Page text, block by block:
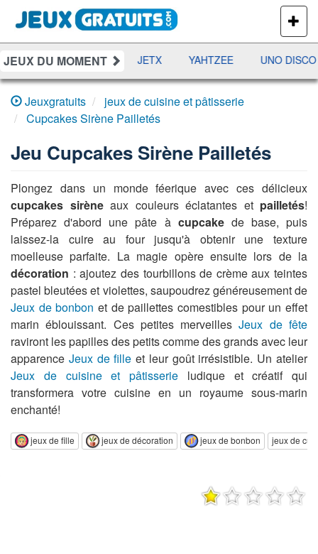
PLUS
DE
JEUX
JEUX DU MOMENT
DAMES RAMI JETX YAHTZEE UNO DISCO
Jeuxgratuits
jeux de cuisine et pâtisserie
Cupcakes Sirène Pailletés
Jeu Cupcakes Sirène Pailletés
Plongez dans un monde féerique avec ces délicieux
cupcakes sirèneaux couleurs éclatantes et pailletés!
Préparez d'abord une pâte à cupcakede base, puis
laissez-la cuire au four jusqu'à obtenir une texture
moelleuse parfaite. La magie opère ensuite lors de la
décoration : ajoutez des tourbillons de crème aux teintes
pastel bleutées et violettes, saupoudrez généreusement de
Jeux de bonbon et de paillettes comestibles pour un effet
marin éblouissant. Ces petites merveillesJeux de fête
raviront les papilles des petits comme des grands avec leur
apparence Jeux de fille et leur goût irrésistible. Un atelier
Jeux de cuisine et pâtisserie ludique et créatif qui
transformera votre cuisine en un royaume sous-marin
enchanté!
jeux de fille jeux de décoration jeux de bonbon jeux de